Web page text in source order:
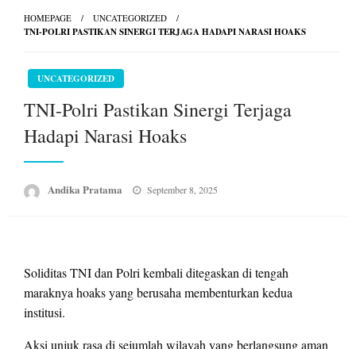
HOMEPAGE UNCATEGORIZED
TNI-POLRI PASTIKAN SINERGI TERJAGA HADAPI NARASI HOAKS
UNCATEGORIZED
TNI-Polri Pastikan Sinergi Terjaga
Hadapi Narasi Hoaks
Andika Pratama
Posted
September 8, 2025
Soliditas TNI dan Polri kembali ditegaskan di tengah
maraknya hoaks yang berusaha membenturkan kedua
institusi.
Aksi unjuk rasa di sejumlah wilayah yang berlangsung aman